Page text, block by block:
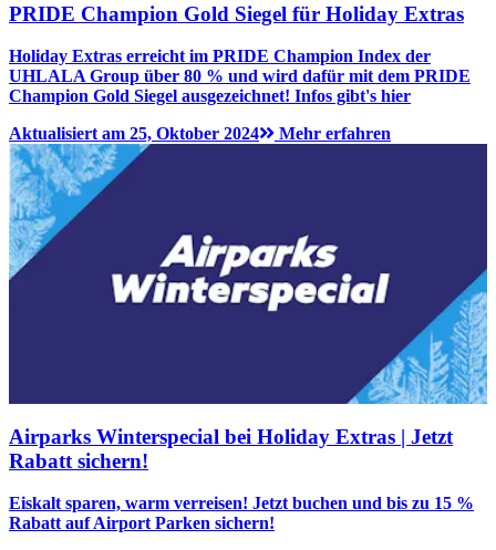
PRIDE Champion Gold Siegel für Holiday Extras
Holiday Extras erreicht im PRIDE Champion Index der
UHLALA Group über 80 % und wird dafür mit dem PRIDE
Champion Gold Siegel ausgezeichnet! Infos gibt's hier
Aktualisiert am 25, Oktober 2024
Mehr erfahren
Airparks Winterspecial bei Holiday Extras | Jetzt
Rabatt sichern!
Eiskalt sparen, warm verreisen! Jetzt buchen und bis zu 15 %
Rabatt auf Airport Parken sichern!